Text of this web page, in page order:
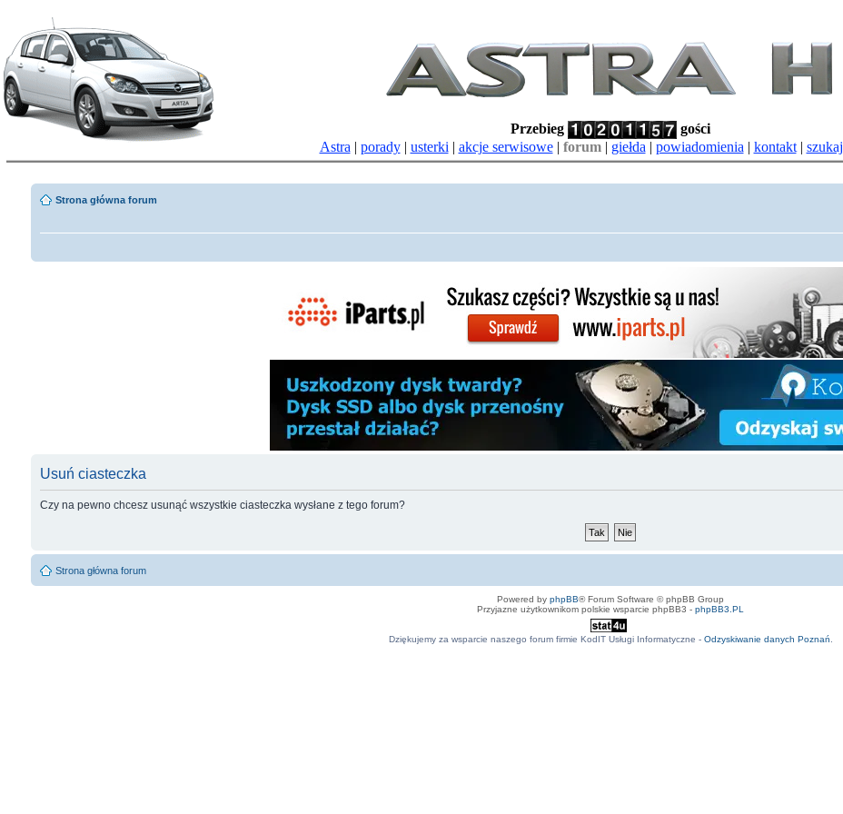
Przebieg
gości
Astra | porady| usterki | akcje serwisowe| forum| giełda | powiadomienia | kontakt| szukaj
Strona główna forum
Usuń ciasteczka
Czy na pewno chcesz usunąć wszystkie ciasteczka wysłane z tego forum?
Strona główna forum
Powered by phpBB® Forum Software © phpBB Group
Przyjazne użytkownikom polskie wsparcie phpBB3 - phpBB3.PL
Dziękujemy za wsparcie naszego forum firmie KodIT Usługi Informatyczne - Odzyskiwanie danych Poznań